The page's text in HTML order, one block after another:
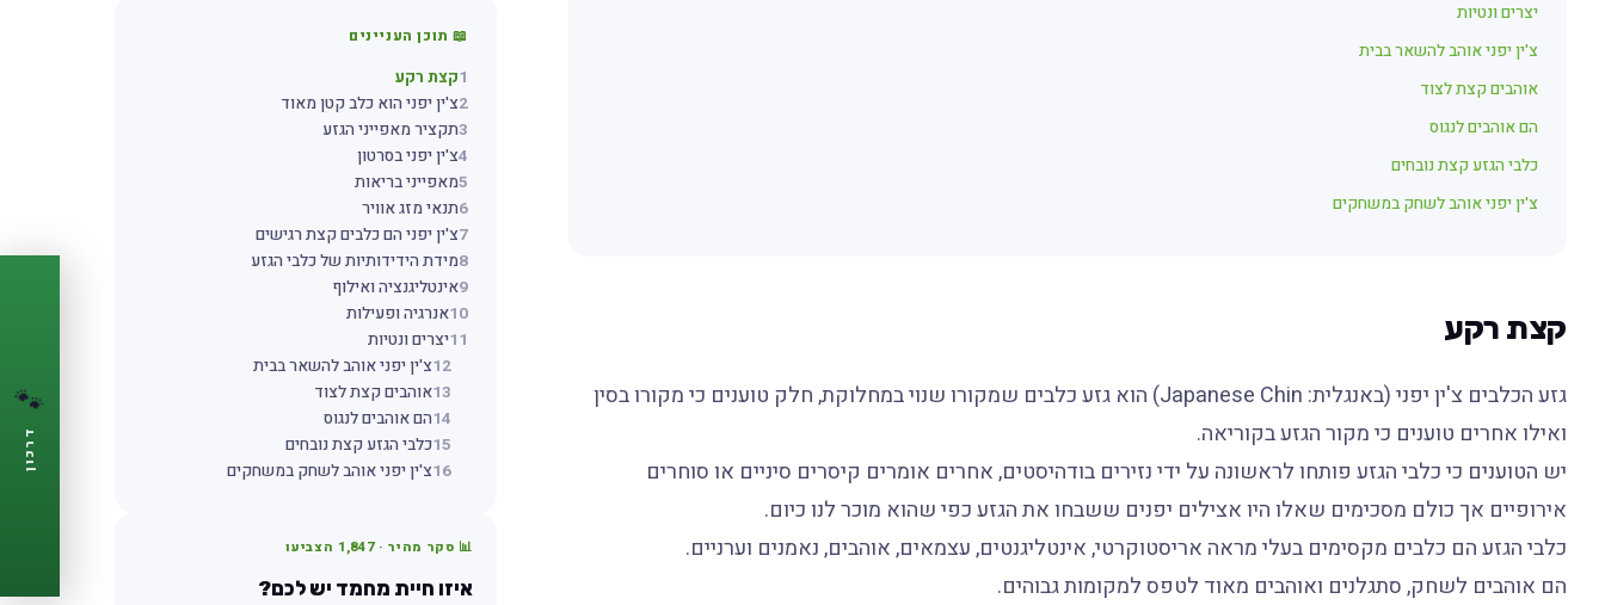
יצרים ונטיות
צ'ין יפני אוהב להשאר בבית
אוהבים קצת לצוד
הם אוהבים לנגוס
כלבי הגזע קצת נובחים
צ'ין יפני אוהב לשחק במשחקים
קצת רקע
גזע הכלבים צ'ין יפני (באנגלית: Japanese Chin) הוא גזע כלבים שמקורו שנוי במחלוקת, חלק טוענים כי מקורו בסין
ואילו אחרים טוענים כי מקור הגזע בקוריאה.
יש הטוענים כי כלבי הגזע פותחו לראשונה על ידי נזירים בודהיסטים, אחרים אומרים קיסרים סיניים או סוחרים
אירופיים אך כולם מסכימים שאלו היו אצילים יפנים ששבחו את הגזע כפי שהוא מוכר לנו כיום.
כלבי הגזע הם כלבים מקסימים בעלי מראה אריסטוקרטי, אינטליגנטים, עצמאים, אוהבים, נאמנים וערניים.
הם אוהבים לשחק, סתגלנים ואוהבים מאוד לטפס למקומות גבוהים.
📖 תוכן העניינים
1קצת רקע
2צ'ין יפני הוא כלב קטן מאוד
3תקציר מאפייני הגזע
4צ'ין יפני בסרטון
5מאפייני בריאות
6תנאי מזג אוויר
7צ'ין יפני הם כלבים קצת רגישים
8מידת הידידותיות של כלבי הגזע
9אינטליגנציה ואילוף
10אנרגיה ופעילות
11יצרים ונטיות
12צ'ין יפני אוהב להשאר בבית
13אוהבים קצת לצוד
14הם אוהבים לנגוס
15כלבי הגזע קצת נובחים
16צ'ין יפני אוהב לשחק במשחקים
📊 סקר מהיר ·1,847 הצביעו
איזו חיית מחמד יש לכם?
🐾
דרכון
הדרכון הדיגיטלי
🩺תזכורות ביקורת
📋פרופיל מלא